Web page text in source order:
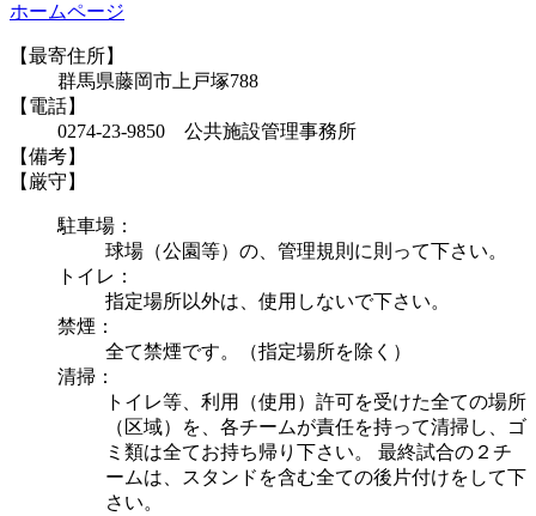
ホームページ
【最寄住所】
群馬県藤岡市上戸塚788
【電話】
0274-23-9850 公共施設管理事務所
【備考】
【厳守】
駐車場：
球場（公園等）の、管理規則に則って下さい。
トイレ：
指定場所以外は、使用しないで下さい。
禁煙：
全て禁煙です。（指定場所を除く）
清掃：
トイレ等、利用（使用）許可を受けた全ての場所
（区域）を、各チームが責任を持って清掃し、ゴ
ミ類は全てお持ち帰り下さい。 最終試合の２チ
ームは、スタンドを含む全ての後片付けをして下
さい。